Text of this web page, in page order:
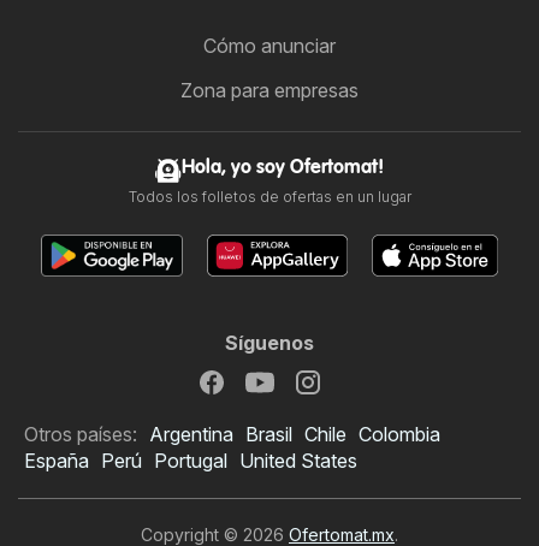
Cómo anunciar
Zona para empresas
Hola, yo soy Ofertomat!
Todos los folletos de ofertas en un lugar
Síguenos
Otros países: Argentina Brasil Chile Colombia
España Perú Portugal United States
Copyright © 2026 Ofertomat.mx.